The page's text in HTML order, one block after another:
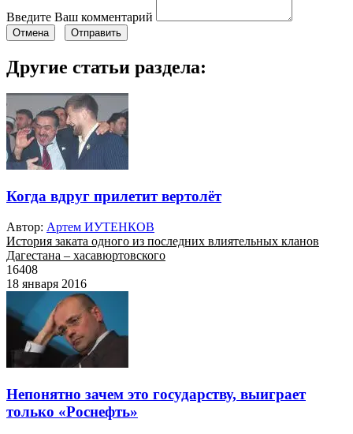
Введите Ваш комментарий
Отмена Отправить
Другие статьи раздела:
Когда вдруг прилетит вертолёт
Автор: Артем ИУТЕНКОВ
История заката одного из последних влиятельных кланов
Дагестана – хасавюртовского
16408
18 января 2016
Непонятно зачем это государству, выиграет
только «Роснефть»